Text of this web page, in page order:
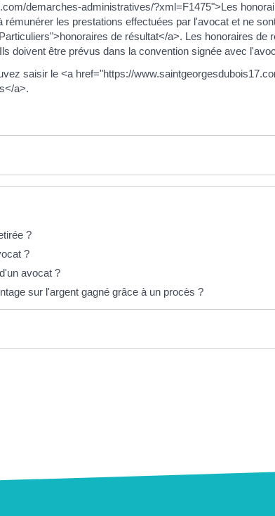
demarches-administratives/?xml=F1475">Les
les prestations effectuées par l'avocat et ne
de résultat</a>. Les honoraires de
doivent être prévus dans la convention signée avec
saisir le <a href="https://
a>.
?
?
avocat ?
sur l'argent gagné grâce à un procès ?